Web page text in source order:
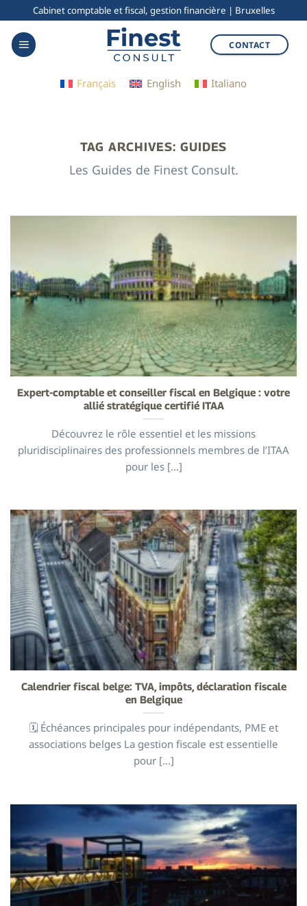
content
Cabinet comptable et fiscal, gestion financière | Bruxelles
CONTACT
Français English Italiano
TAG ARCHIVES:GUIDES
Les Guides de Finest Consult.
Expert-comptable et conseiller fiscal en Belgique : votre
allié stratégique certifié ITAA
Découvrez le rôle essentiel et les missions
pluridisciplinaires des professionnels membres de l’ITAA
pour les [...]
Calendrier fiscal belge: TVA, impôts, déclaration fiscale
en Belgique
🗓️ Échéances principales pour indépendants, PME et
associations belges La gestion fiscale est essentielle
pour [...]